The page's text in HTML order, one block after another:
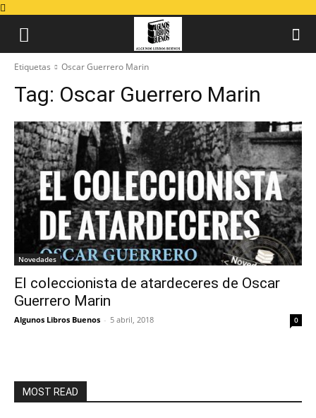
Etiquetas Oscar Guerrero Marin
Tag: Oscar Guerrero Marin
Novedades
El coleccionista de atardeceres de Oscar
Guerrero Marin
Algunos Libros Buenos - 5 abril, 2018 0
MOST READ